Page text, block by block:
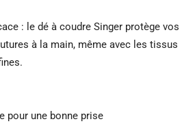
: le dé à coudre Singer protège vos
à la main, même avec les tissus
pour une bonne prise